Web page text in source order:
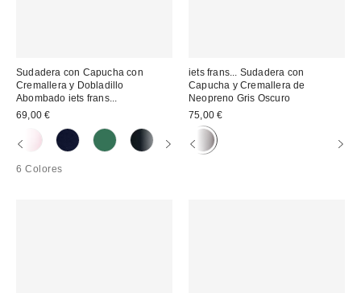
Sudadera con Capucha con
Cremallera y Dobladillo
Abombado iets frans...
69,00 €
6 Colores
iets frans... Sudadera con
Capucha y Cremallera de
Neopreno Gris Oscuro
75,00 €